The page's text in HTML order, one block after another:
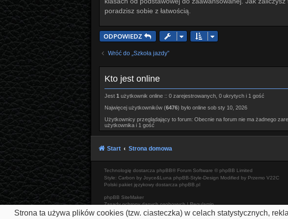
Strona ta używa plików cookies (tzw. ciasteczka) w celach statystycznych,
poradzisz sobie z łatwością.
ODPOWIEDZ
Wróć do „Szkoła jazdy”
Kto jest online
Jest 1użytkownik online :: 0 zarejestrowanych, 0 ukrytych i 1 gość
Najwięcej użytkowników (6476) było online sob sty 10, 2026
Użytkownicy przeglądający to forum: Obecnie na forum nie ma żadnego
użytkownika i 1 gość
Start Strona domowa
Technologię dostarcza phpBB® Forum Software © phpBB Limited
Style: Carbon by Joyce&Luna phpBB-Style-Design Modified by Przemo V22C
Polski pakiet językowy dostarcza phpBB.pl
phpBB SiteMaker
Zasady ochrony danych osobowych |Regulamin